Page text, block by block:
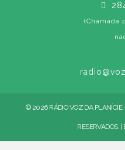
(Chamada
© 2026 RÁDIO VOZ DA PLANÍCIE
RESERVADOS. |